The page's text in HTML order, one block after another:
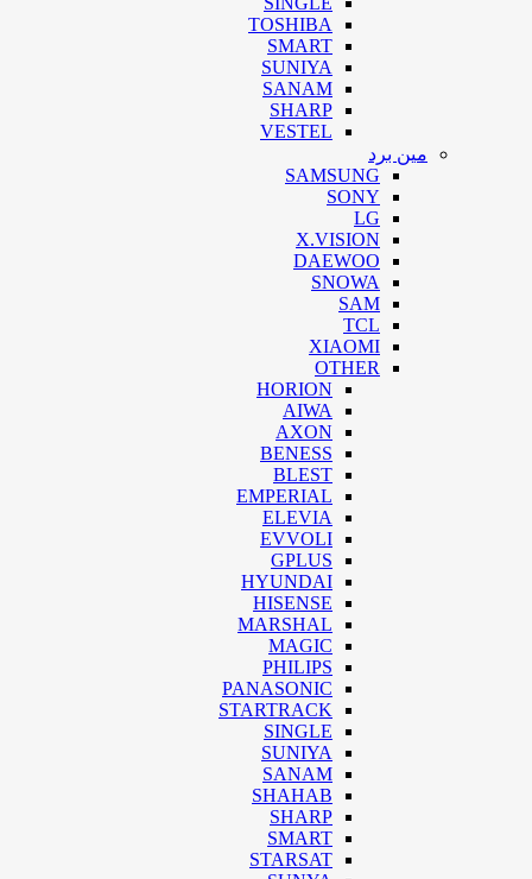
TOSHIBA
SMART
SUNIYA
SANAM
SHARP
VESTEL
مین برد
SAMSUNG
SONY
LG
X.VISION
DAEWOO
SNOWA
SAM
TCL
XIAOMI
OTHER
HORION
AIWA
AXON
BENESS
BLEST
EMPERIAL
ELEVIA
EVVOLI
GPLUS
HYUNDAI
HISENSE
MARSHAL
MAGIC
PHILIPS
PANASONIC
STARTRACK
SINGLE
SUNIYA
SANAM
SHAHAB
SHARP
SMART
STARSAT